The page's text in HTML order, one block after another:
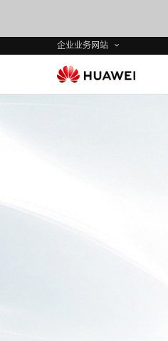
企业业务网站